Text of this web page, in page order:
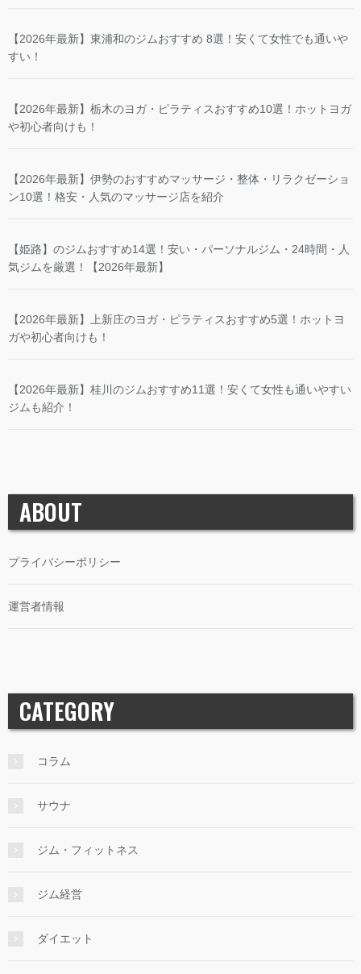
【2026年最新】東浦和のジムおすすめ 8選！安くて女性でも通いや
すい！
【2026年最新】栃木のヨガ・ピラティスおすすめ10選！ホットヨガ
や初心者向けも！
【2026年最新】伊勢のおすすめマッサージ・整体・リラクゼーショ
ン10選！格安・人気のマッサージ店を紹介
【姫路】のジムおすすめ14選！安い・パーソナルジム・24時間・人
気ジムを厳選！【2026年最新】
【2026年最新】上新庄のヨガ・ピラティスおすすめ5選！ホットヨ
ガや初心者向けも！
【2026年最新】桂川のジムおすすめ11選！安くて女性も通いやすい
ジムも紹介！
ABOUT
プライバシーポリシー
運営者情報
CATEGORY
コラム
サウナ
ジム・フィットネス
ジム経営
ダイエット